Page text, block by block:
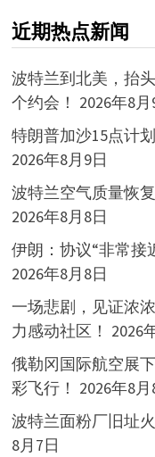
近期热点新闻
波特兰到北美，抬
个约会！ 2026年8月
特朗普加沙15点计
2026年8月9日
波特兰空气质量恢
2026年8月8日
伊朗：协议“非常接
2026年8月8日
一场悲剧，见证浓
力感动社区！ 2026
俄勒冈国际航空展
彩飞行！ 2026年8月
波特兰面粉厂旧址
8月7日